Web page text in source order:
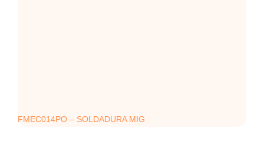
FMEC014PO – SOLDADURA MIG